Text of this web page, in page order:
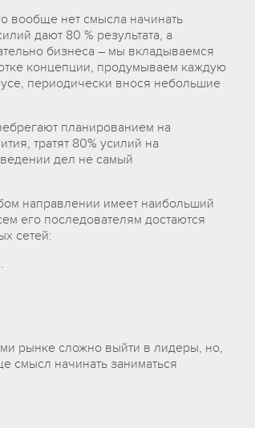
вообще нет смысла начинать
дают 80 % результата, а
бизнеса – мы вкладываемся
концепции, продумываем каждую
периодически внося небольшие
планированием на
тратят 80% усилий на
дел не самый
направлении имеет наибольший
его последователям достаются
сетей:
рынке сложно выйти в лидеры, но,
смысл начинать заниматься